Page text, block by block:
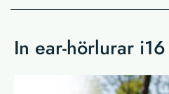
In ear-hörlurar